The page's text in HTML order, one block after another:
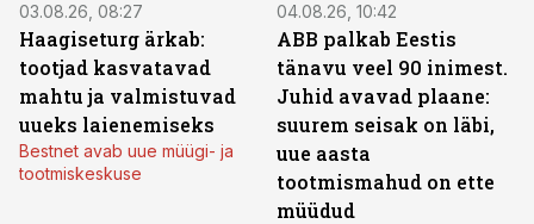
03.08.26, 08:27
Haagiseturg ärkab:
tootjad kasvatavad
mahtu ja valmistuvad
uueks laienemiseks
Bestnet avab uue müügi- ja
tootmiskeskuse
04.08.26, 10:42
ABB palkab Eestis
tänavu veel 90 inimest.
Juhid avavad plaane:
suurem seisak on läbi,
uue aasta
tootmismahud on ette
müüdud